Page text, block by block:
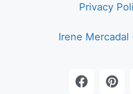
Privacy
Irene